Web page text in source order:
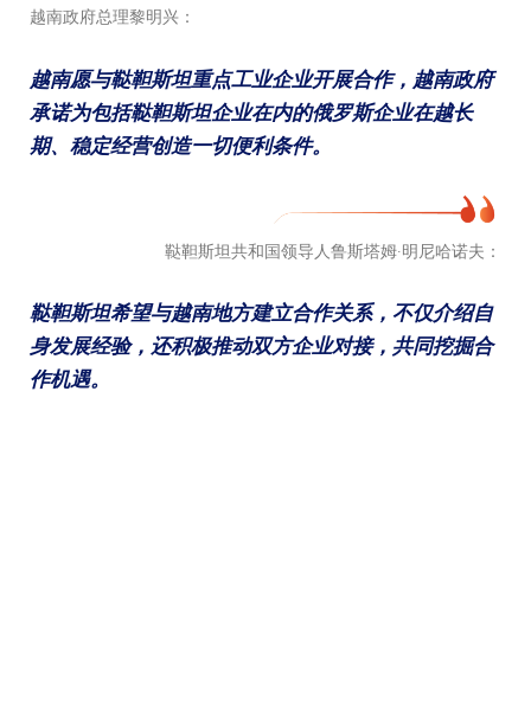
越南政府总理黎明兴：
越南愿与鞑靼斯坦重点工业企业开展合作，越南政府
承诺为包括鞑靼斯坦企业在内的俄罗斯企业在越长
期、稳定经营创造一切便利条件。
鞑靼斯坦共和国领导人鲁斯塔姆·明尼哈诺夫：
鞑靼斯坦希望与越南地方建立合作关系，不仅介绍自
身发展经验，还积极推动双方企业对接，共同挖掘合
作机遇。